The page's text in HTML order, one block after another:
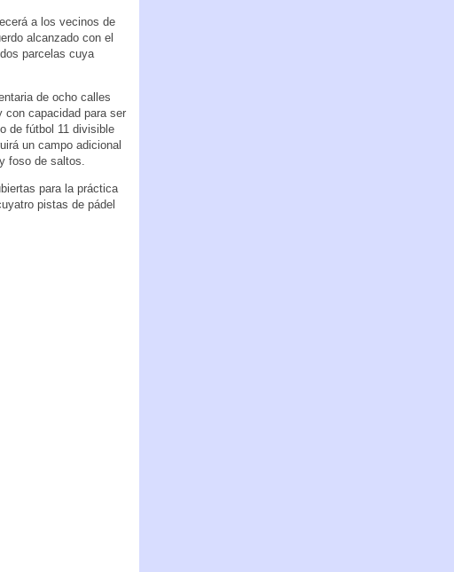
a los vecinos de
alcanzado con el
parcelas cuya
de ocho calles
con capacidad para ser
de fútbol 11 divisible
un campo adicional
foso de saltos.
para la práctica
pistas de pádel